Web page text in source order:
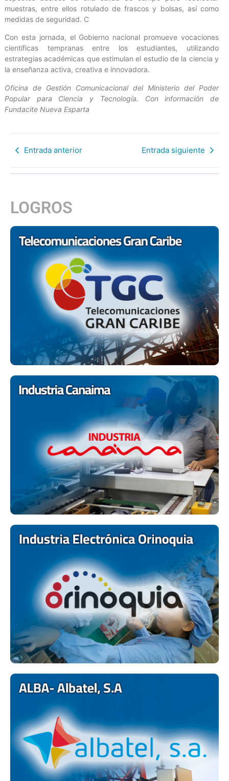
muestras, entre ellos rotulado de frascos y bolsas, así como
medidas de seguridad. C
Con esta jornada, el Gobierno nacional promueve vocaciones
científicas tempranas entre los estudiantes, utilizando
estrategias académicas que estimulan el estudio de la ciencia y
la enseñanza activa, creativa e innovadora.
Oficina de Gestión Comunicacional del Ministerio del Poder
Popular para Ciencia y Tecnología. Con información de
Fundacite Nueva Esparta
Entrada anterior Entrada siguiente
LOGROS